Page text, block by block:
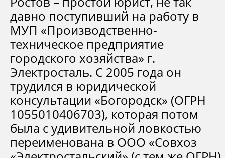
давно поступивший на работу в
МУП «Производственно-
техническое предприятие
городского хозяйства» г.
Электросталь. С 2005 года он
трудился в юридической
консультации «Богородск» (ОГРН
1055010406703), которая потом
была с удивительной ловкостью
переименована в ООО «Совхоз